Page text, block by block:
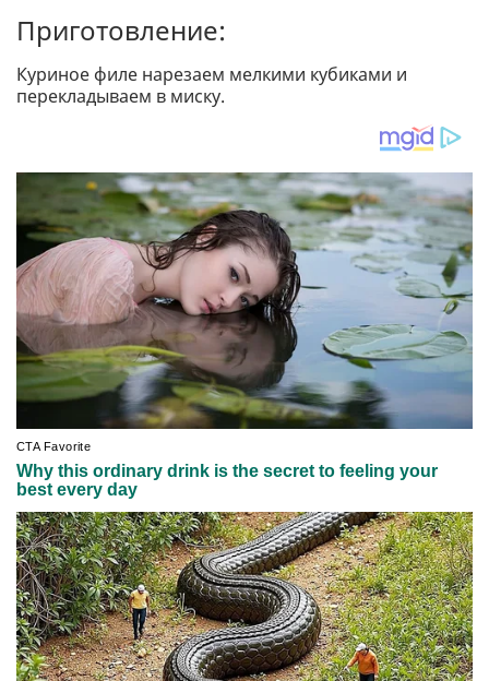
Приготовление:
Куриное филе нарезаем мелкими кубиками и
перекладываем в миску.